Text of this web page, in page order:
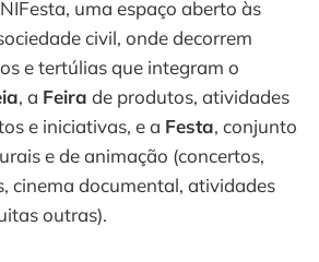
uma espaço aberto às
civil, onde decorrem
e tertúlias que integram o
, a Feira de produtos, atividades
e iniciativas, e a Festa, conjunto
e de animação (concertos,
cinema documental, atividades
outras).